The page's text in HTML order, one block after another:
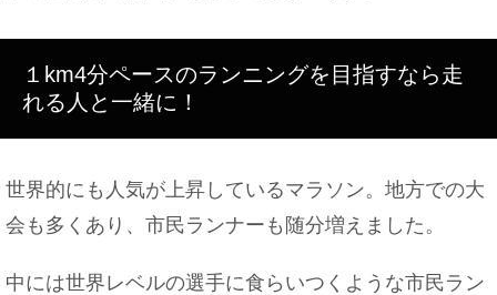
１km4分ペースのランニングを目指すなら走
れる人と一緒に！
世界的にも人気が上昇しているマラソン。地方での大
会も多くあり、市民ランナーも随分増えました。
中には世界レベルの選手に食らいつくような市民ラン